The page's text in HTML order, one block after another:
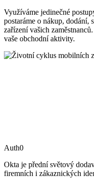
Využíváme jedinečné
postaráme o nákup, dodání,
zařízení vašich
vaše obchodní aktivity.
Auth0
Okta je přední světový
firemních i zákaznických